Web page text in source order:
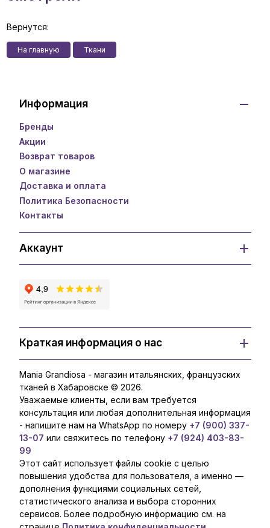
Вернутся:
На главную Ткани
Информация
Бренды
Акции
Возврат товаров
О магазине
Доставка и оплата
Политика Безопасности
Контакты
Аккаунт
Краткая информация о нас
Mania Grandiosa - магазин итальянских, французских
тканей в Хабаровске © 2026.
Уважаемые клиенты, если вам требуется
консультация или любая дополнительная информация
- напишите нам на WhatsApp по номеру +7 (900) 337-
13-07 или свяжитесь по телефону +7 (924) 403-83-
99
Этот сайт использует файлы cookie с целью
повышения удобства для пользователя, а именно —
дополнения функциями социальных сетей,
статистического анализа и выбора сторонних
сервисов. Более подробную информацию см. на